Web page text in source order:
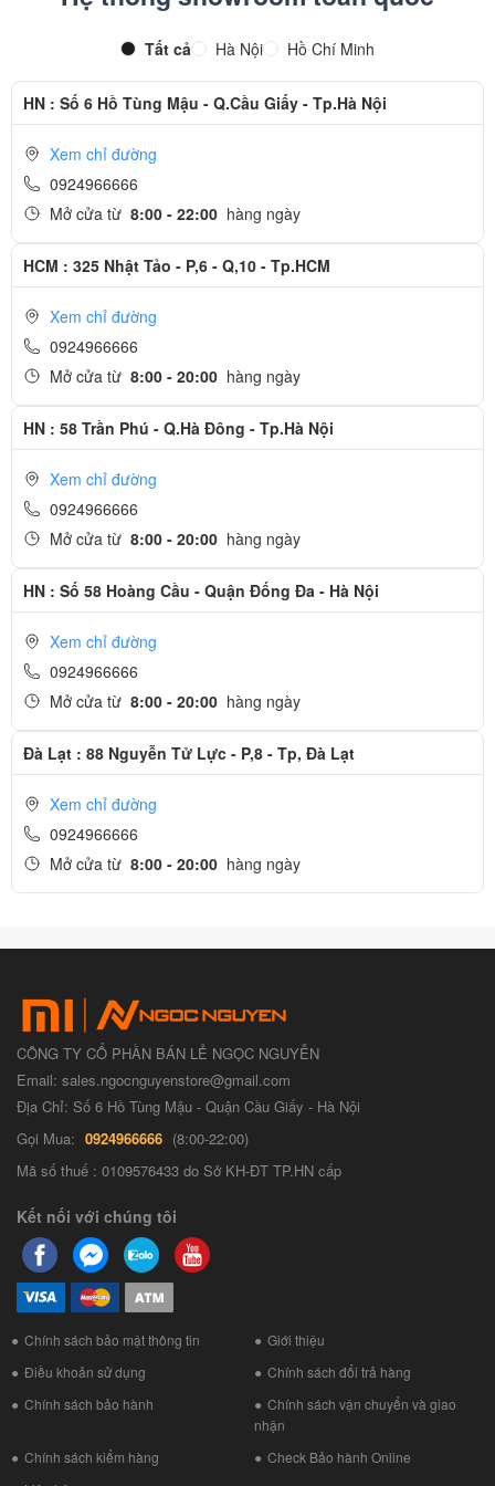
Tất cả Hà Nội Hồ Chí Minh
HN : Số 6 Hồ Tùng Mậu - Q.Cầu Giấy - Tp.Hà Nội
Xem chỉ đường
0924966666
Mở cửa từ 8:00 - 22:00 hàng ngày
HCM : 325 Nhật Tảo - P,6 - Q,10 - Tp.HCM
Xem chỉ đường
0924966666
Mở cửa từ 8:00 - 20:00 hàng ngày
HN : 58 Trần Phú - Q.Hà Đông - Tp.Hà Nội
Xem chỉ đường
0924966666
Mở cửa từ 8:00 - 20:00 hàng ngày
HN : Số 58 Hoàng Cầu - Quận Đống Đa - Hà Nội
Xem chỉ đường
0924966666
Mở cửa từ 8:00 - 20:00 hàng ngày
Đà Lạt : 88 Nguyễn Tử Lực - P,8 - Tp, Đà Lạt
Xem chỉ đường
0924966666
Mở cửa từ 8:00 - 20:00 hàng ngày
CÔNG TY CỔ PHẦN BÁN LẺ NGỌC NGUYỄN
Email: sales.ngocnguyenstore@gmail.com
Địa Chỉ: Số 6 Hồ Tùng Mậu - Quận Cầu Giấy - Hà Nội
Gọi Mua: 0924966666 (8:00-22:00)
Mã số thuế : 0109576433 do Sở KH-ĐT TP.HN cấp
Kết nối với chúng tôi
Chính sách bảo mật thông tin
Giới thiệu
Điều khoản sử dụng
Chính sách đổi trả hàng
Chính sách bảo hành
Chính sách vận chuyển và giao
nhận
Chính sách kiểm hàng
Check Bảo hành Online